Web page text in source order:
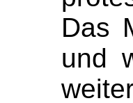
Das
und